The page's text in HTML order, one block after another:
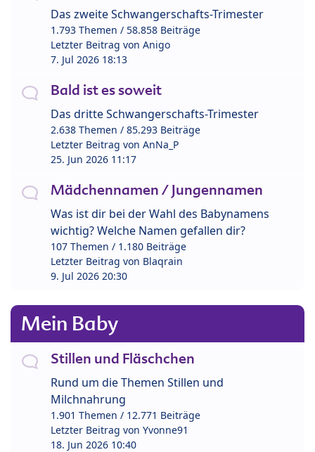
Das zweite Schwangerschafts-Trimester
1.793 Themen / 58.858 Beiträge
Letzter Beitrag von Anigo
7. Jul 2026 18:13
Bald ist es soweit
Das dritte Schwangerschafts-Trimester
2.638 Themen / 85.293 Beiträge
Letzter Beitrag von AnNa_P
25. Jun 2026 11:17
Mädchennamen / Jungennamen
Was ist dir bei der Wahl des Babynamens
wichtig? Welche Namen gefallen dir?
107 Themen / 1.180 Beiträge
Letzter Beitrag von Blaqrain
9. Jul 2026 20:30
Mein Baby
Stillen und Fläschchen
Rund um die Themen Stillen und
Milchnahrung
1.901 Themen / 12.771 Beiträge
Letzter Beitrag von Yvonne91
18. Jun 2026 10:40